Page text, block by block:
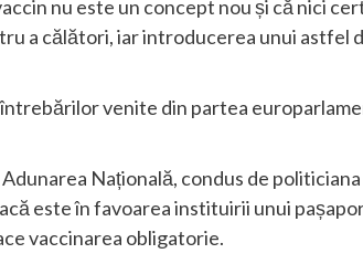
nu este un concept nou și că nici
a călători, iar introducerea unui astfel
venite din partea
Națională, condus de
este în favoarea instituirii unui
vaccinarea obligatorie.